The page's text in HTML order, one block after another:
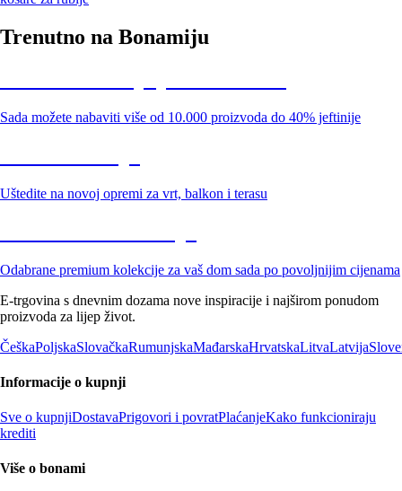
Trenutno na Bonamiju
Sada možete nabaviti više od 10.000 proizvoda do 40% jeftinije
Uštedite na novoj opremi za vrt, balkon i terasu
Odabrane premium kolekcije za vaš dom sada po povoljnijim cijenama
E-trgovina s dnevnim dozama nove inspiracije i najširom ponudom
proizvoda za lijep život.
ČeškaPoljskaSlovačkaRumunjskaMađarskaHrvatskaLitvaLatvija
Informacije o kupnji
Sve o kupnjiDostavaPrigovori i povratPlaćanjeKako funkcioniraju
krediti
Više o bonami